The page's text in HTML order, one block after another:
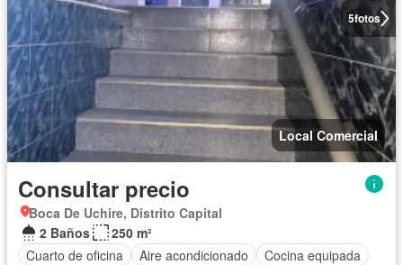
5fotos
Local Comercial
Consultar precio
Boca De Uchire, Distrito Capital
2 Baños
250 m²
Cuarto de oficina
Aire acondicionado
Cocina equipada